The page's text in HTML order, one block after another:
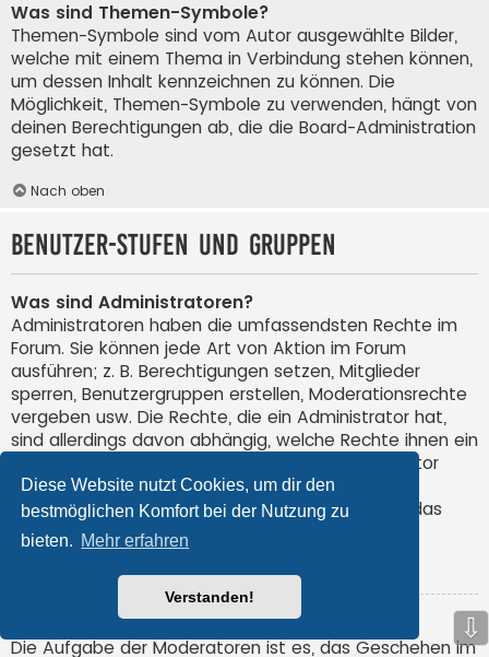
Diese Website nutzt Cookies, um dir den
bestmöglichen Komfort bei der Nutzung zu
bieten. Mehr erfahren
Verstanden!
Was sind Themen-Symbole?
Themen-Symbole sind vom Autor ausgewählte Bilder,
welche mit einem Thema in Verbindung stehen können,
um dessen Inhalt kennzeichnen zu können. Die
Möglichkeit, Themen-Symbole zu verwenden, hängt von
deinen Berechtigungen ab, die die Board-Administration
gesetzt hat.
Nach oben
Benutzer-Stufen und Gruppen
Was sind Administratoren?
Administratoren haben die umfassendsten Rechte im
Forum. Sie können jede Art von Aktion im Forum
ausführen; z. B. Berechtigungen setzen, Mitglieder
sperren, Benutzergruppen erstellen, Moderationsrechte
vergeben usw. Die Rechte, die ein Administrator hat,
sind allerdings davon abhängig, welche Rechte ihnen ein
Gründer des Forums oder ein anderer Administrator
erteilt hat. Administratoren können auch volle
Moderationsberechtigungen haben, wenn ihnen das
entsprechende Recht erteilt wurde.
Was sind Moderatoren?
Die Aufgabe der Moderatoren ist es, das Geschehen im
⇩